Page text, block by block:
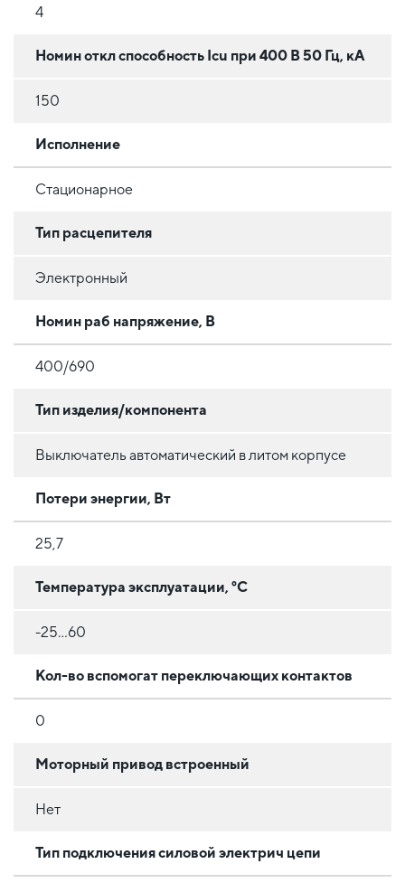
4
Номин откл способность Icu при 400 В 50 Гц, кА
150
Исполнение
Стационарное
Тип расцепителя
Электронный
Номин раб напряжение, В
400/690
Тип изделия/компонента
Выключатель автоматический в литом корпусе
Потери энергии, Вт
25,7
Температура эксплуатации, °C
-25...60
Кол-во вспомогат переключающих контактов
0
Моторный привод встроенный
Нет
Тип подключения силовой электрич цепи